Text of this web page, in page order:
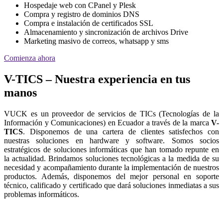
Hospedaje web con CPanel y Plesk
Compra y registro de dominios DNS
Compra e instalación de certificados SSL
Almacenamiento y sincronización de archivos Drive
Marketing masivo de correos, whatsapp y sms
Comienza ahora
V-TICS – Nuestra experiencia en tus
manos
VUCK es un proveedor de servicios de TICs (Tecnologías de la
Información y Comunicaciones) en Ecuador a través de la marca V-
TICS. Disponemos de una cartera de clientes satisfechos con
nuestras soluciones en hardware y software. Somos socios
estratégicos de soluciones informáticas que han tomado repunte en
la actualidad. Brindamos soluciones tecnológicas a la medida de su
necesidad y acompañamiento durante la implementación de nuestros
productos. Además, disponemos del mejor personal en soporte
técnico, calificado y certificado que dará soluciones inmediatas a sus
problemas informáticos.